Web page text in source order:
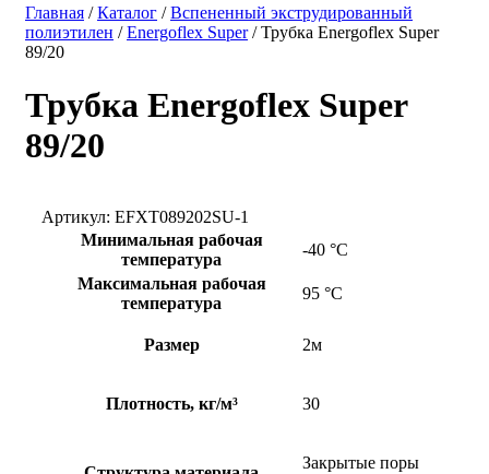
Главная /Каталог /Вспененный экструдированный
полиэтилен /Energoflex Super/Трубка Energoflex Super
89/20
Трубка Energoflex Super
89/20
Артикул: EFXT089202SU-1
Минимальная рабочая
температура
-40 °С
Максимальная рабочая
температура
95 °С
Размер 2м
Плотность, кг/м³ 30
Закрытые поры